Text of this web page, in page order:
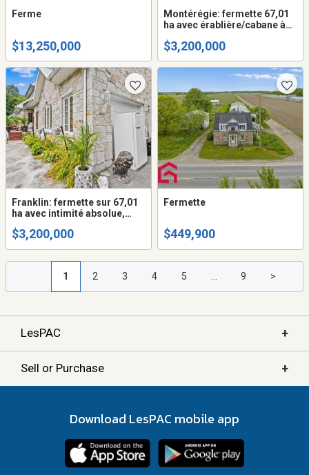
Ferme
$13,250,000
Montérégie: fermette 67,01
ha avec érablière/cabane à
absolue, résidence de
qualité, piscine creusée,
remise, hangar et+
$3,200,000
Franklin: fermette sur 67,01
ha avec intimité absolue,
potentiel agricole
$3,200,000
Fermette
$449,900
1 2 3 4 5 ... 9 >
LesPAC +
Sell or Purchase +
Download LesPAC mobile app